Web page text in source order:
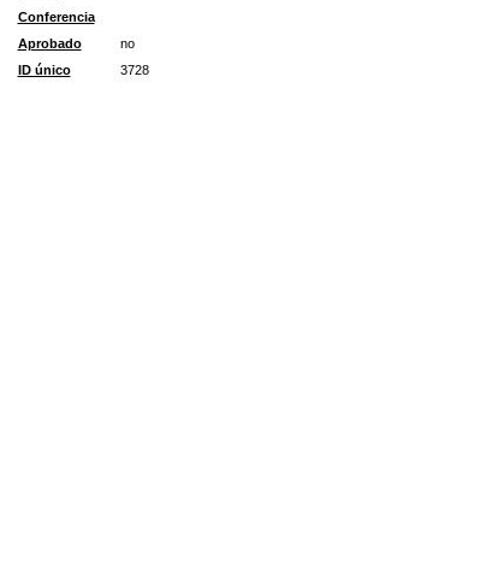
Conferencia
Aprobado
no
ID único
3728